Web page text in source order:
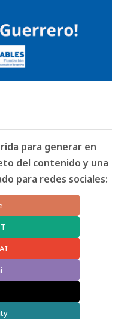
para generar en
del contenido y una
para redes sociales: